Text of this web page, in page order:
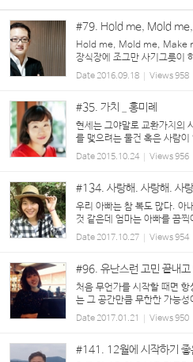
#79. Hold me, Mold
Hold me, Mold me, Make
장식장에 조그만 사기그릇이
양이 현대적이었다고나 할까.
태의 그릇이었다. 보통 도자
Date2016.09.18 Views958
#35. 가치 _ 홍미례
현세는 그야말로 교환가치의
를 맺으려는 물건 혹은 사람이
집중되지요. 가치를 재는 척도
적으로 변질되고 있다는 증거
Date2015.10.24 Views956
#134. 사랑해. 사랑해. 사
우리 아빠는 참 복도 많다. 아
것 같은데 엄마는 아빠를 끔
남편 만나서 고생만 한 것 같
옆에 꼭 붙어있다. 7남...
Date2017.10.27 Views954
#96. 유난스런 고민 끝내고
처음 무언가를 시작할 때면 항
는 그 공간만큼 무한한 가능
할 때의 포부와 앞날을 기대하
의지가 담긴 초심만으로 훗날 ...
Date2017.01.21 Views950
#141. 12월에 시작하기 좋